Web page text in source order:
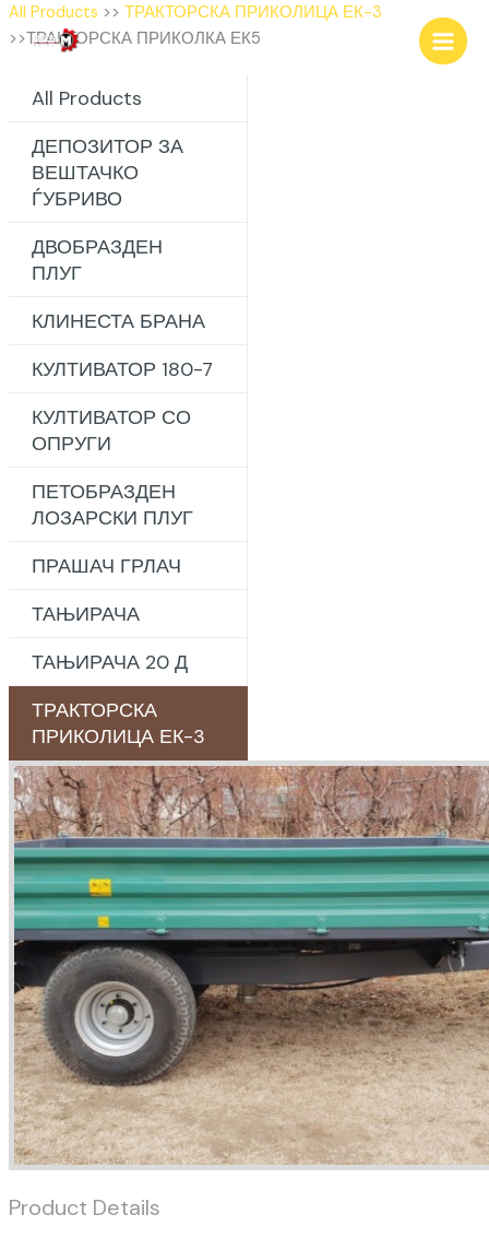
Skip
to
All Products >> ТРАКТОРСКА ПРИКОЛИЦА ЕК-3
>>ТРАКТОРСКА ПРИКОЛКА ЕК5
All Products
ДЕПОЗИТОР ЗА
ВЕШТАЧКО
ЃУБРИВО
ДВОБРАЗДЕН
ПЛУГ
КЛИНЕСТА БРАНА
КУЛТИВАТОР 180-7
КУЛТИВАТОР СО
ОПРУГИ
ПЕТОБРАЗДЕН
ЛОЗАРСКИ ПЛУГ
ПРАШАЧ ГРЛАЧ
ТАЊИРАЧА
ТАЊИРАЧА 20 Д
ТРАКТОРСКА
ПРИКОЛИЦА ЕК-3
Product Details